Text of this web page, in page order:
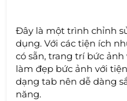
Đây là một trình chỉnh
dụng. Với các tiện ích
có sẵn, trang trí bức
làm đẹp bức ảnh với
dạng tab nên dễ dàng
năng.